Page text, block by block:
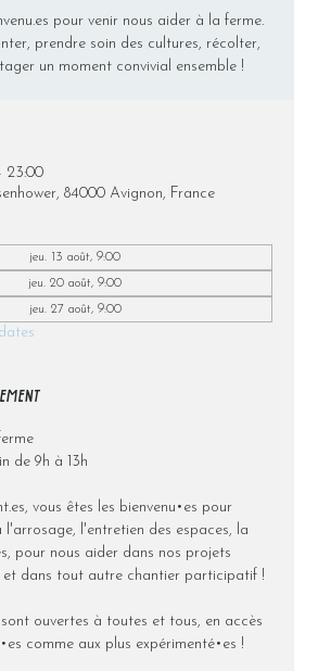
pour venir nous aider à la ferme.
prendre soin des cultures, récolter,
un moment convivial ensemble !
23:00
84000 Avignon, France
jeu. 13 août, 9:00
jeu. 20 août, 9:00
jeu. 27 août, 9:00
de 9h à 13h
vous êtes les bienvenu•es pour
l'entretien des espaces, la
pour nous aider dans nos projets
et dans tout autre chantier participatif !
ouvertes à toutes et tous, en accès
comme aux plus expérimenté•es !